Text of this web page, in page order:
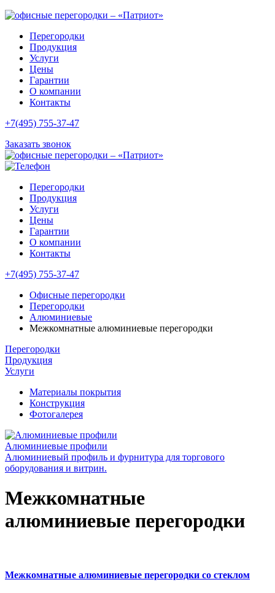
Перегородки
Продукция
Услуги
Цены
Гарантии
О компании
Контакты
+7(495) 755-37-47
Заказать звонок
Перегородки
Продукция
Услуги
Цены
Гарантии
О компании
Контакты
+7(495) 755-37-47
Офисные перегородки
Перегородки
Алюминиевые
Межкомнатные алюминиевые перегородки
Перегородки
Продукция
Услуги
Материалы покрытия
Конструкция
Фотогалерея
Алюминиевые профили
Алюминиевый профиль и фурнитура для торгового
оборудования и витрин.
Межкомнатные
алюминиевые перегородки
Межкомнатные алюминиевые перегородки со стеклом